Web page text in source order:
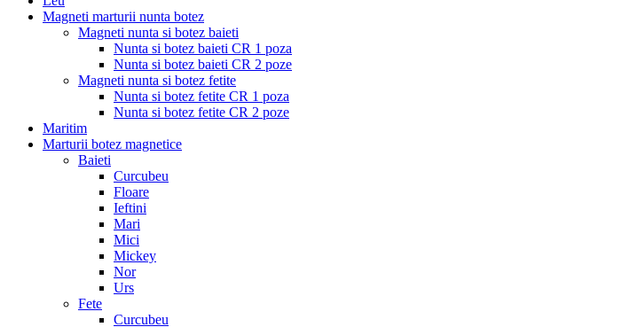
Magneti marturii nunta botez
Magneti nunta si botez baieti
Nunta si botez baieti CR 1 poza
Nunta si botez baieti CR 2 poze
Magneti nunta si botez fetite
Nunta si botez fetite CR 1 poza
Nunta si botez fetite CR 2 poze
Maritim
Marturii botez magnetice
Baieti
Curcubeu
Floare
Ieftini
Mari
Mici
Mickey
Nor
Urs
Fete
Curcubeu